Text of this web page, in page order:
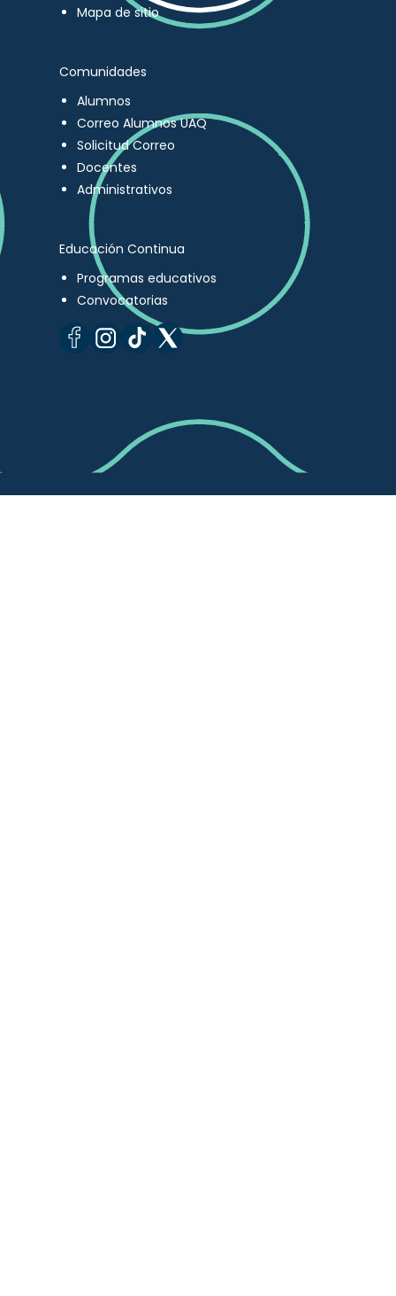
Mapa de sitio
Comunidades
Alumnos
Correo Alumnos UAQ
Solicitud Correo
Docentes
Administrativos
Educación Continua
Programas educativos
Convocatorias